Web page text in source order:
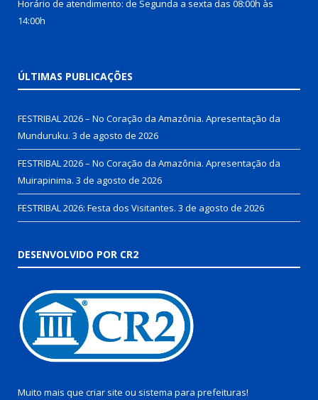
Horário de atendimento: de Segunda a sexta das 08:00h às
14:00h
ÚLTIMAS PUBLICAÇÕES
FESTRIBAL 2026 – No Coração da Amazônia. Apresentação da
Munduruku. 3 de agosto de 2026
FESTRIBAL 2026 – No Coração da Amazônia. Apresentação da
Muirapinima. 3 de agosto de 2026
FESTRIBAL 2026: Festa dos Visitantes. 3 de agosto de 2026
DESENVOLVIDO POR CR2
Muito mais que criar site ou sistema para prefeituras!